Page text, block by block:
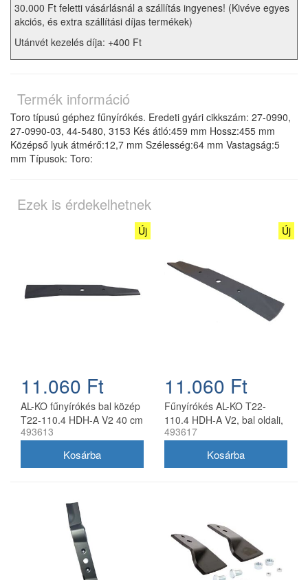
30.000 Ft feletti vásárlásnál a szállítás ingyenes! (Kivéve egyes
akciós, és extra szállítási díjas termékek)
Utánvét kezelés díja: +400 Ft
Termék információ
Toro típusú géphez fűnyírókés. Eredeti gyári cikkszám: 27-0990,
27-0990-03, 44-5480, 3153 Kés átló:459 mm Hossz:455 mm
Középső lyuk átmérő:12,7 mm Szélesség:64 mm Vastagság:5
mm Típusok: Toro:
Ezek is érdekelhetnek
Új
11.060 Ft
AL-KO fűnyírókés bal közép
T22-110.4 HDH-A V2 40 cm
493613
Új
11.060 Ft
Fűnyírókés AL-KO T22-
110.4 HDH-A V2, bal oldali,
40 cm
493617